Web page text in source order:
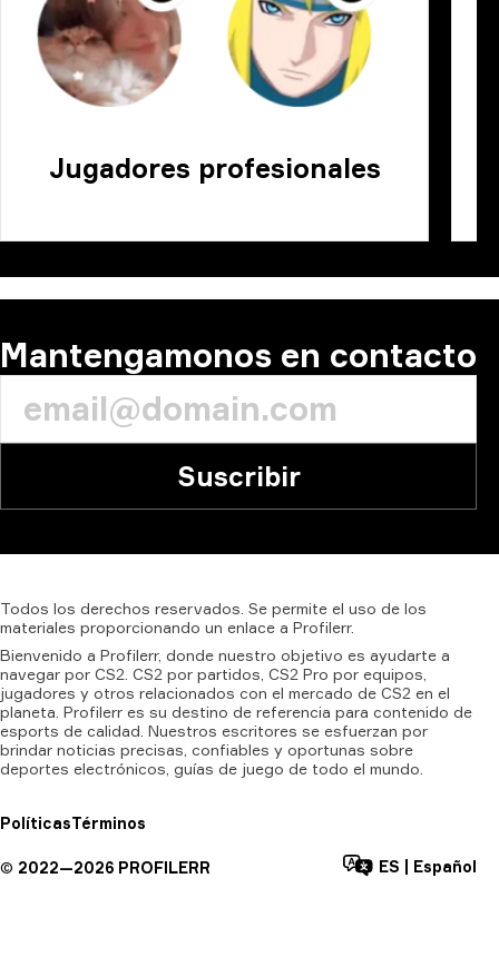
Jugadores profesionales
Mantengamonos en contacto
Suscribir
Todos los derechos reservados. Se permite el uso de los
materiales proporcionando un enlace a Profilerr.
Bienvenido a Profilerr, donde nuestro objetivo es ayudarte a
navegar por CS2. CS2 por partidos, CS2 Pro por equipos,
jugadores y otros relacionados con el mercado de CS2 en el
planeta. Profilerr es su destino de referencia para contenido de
esports de calidad. Nuestros escritores se esfuerzan por
brindar noticias precisas, confiables y oportunas sobre
deportes electrónicos, guías de juego de todo el mundo.
PolíticasTérminos
© 2022—2026 PROFILERR ES Español